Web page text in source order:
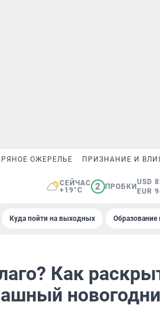
ОЖЕРЕЛЬЕ ПРИЗНАНИЕ И
СЕЙЧАС
+19°C
2 ПРОБКИ
USD
EUR
Куда пойти на выходных Образование
Как